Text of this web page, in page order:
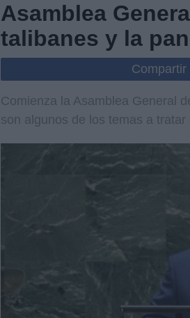
Asamblea
talibanes y la
Comienza la Asamblea General
son algunos de los temas a